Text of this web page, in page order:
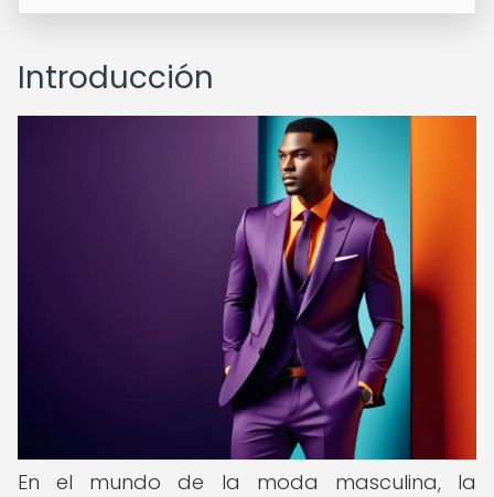
Introducción
En el mundo de la moda masculina, la